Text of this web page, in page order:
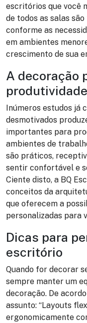
escritórios que você
de todos as salas
conforme as
em ambientes
crescimento de sua
A decoração
produtividade
Inúmeros estudos já
desmotivados
importantes para
ambientes de
são práticos,
sentir confortável e
Ciente disto, a BQ
conceitos da
que oferecem a
personalizadas para
Dicas para
escritório
Quando for decorar
sempre manter um
decoração. De
assunto: “Layouts
ergonomicamente